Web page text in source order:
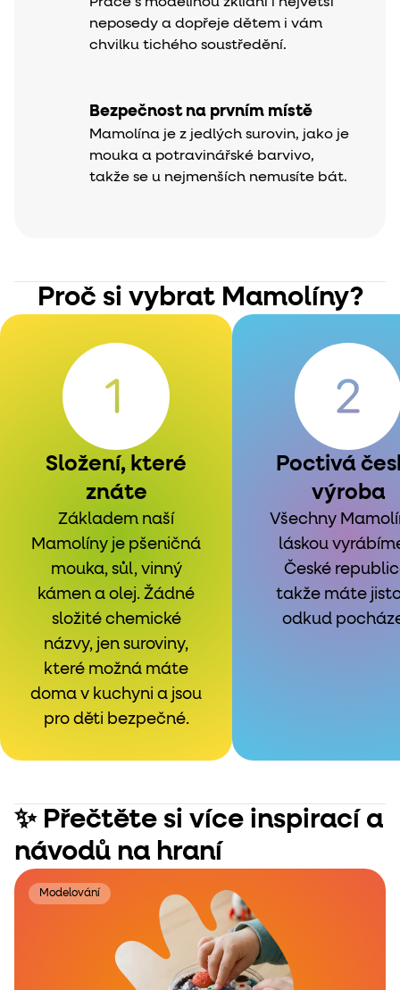
neposedy a dopřeje dětem i vám
chvilku tichého soustředění.
Bezpečnost na prvním místě
Mamolína je z jedlých surovin, jako je
mouka a potravinářské barvivo,
takže se u nejmenších nemusíte bát.
Proč si vybrat Mamolíny?
Složení, které
znáte
Základem naší
Mamolíny je pšeničná
mouka, sůl, vinný
kámen a olej. Žádné
složité chemické
názvy, jen suroviny,
které možná máte
doma v kuchyni a jsou
pro děti bezpečné.
Poctivá
výroba
Všechny
láskou
České
takže máte
odkud
✨ Přečtěte si více inspirací a
návodů na hraní
Modelování